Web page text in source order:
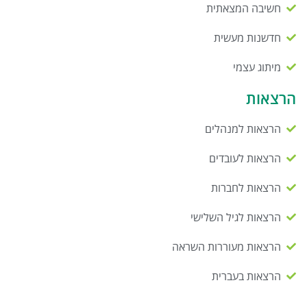
חשיבה המצאתית
חדשנות מעשית
מיתוג עצמי
הרצאות
הרצאות למנהלים
הרצאות לעובדים
הרצאות לחברות
הרצאות לגיל השלישי
הרצאות מעוררות השראה
הרצאות בעברית